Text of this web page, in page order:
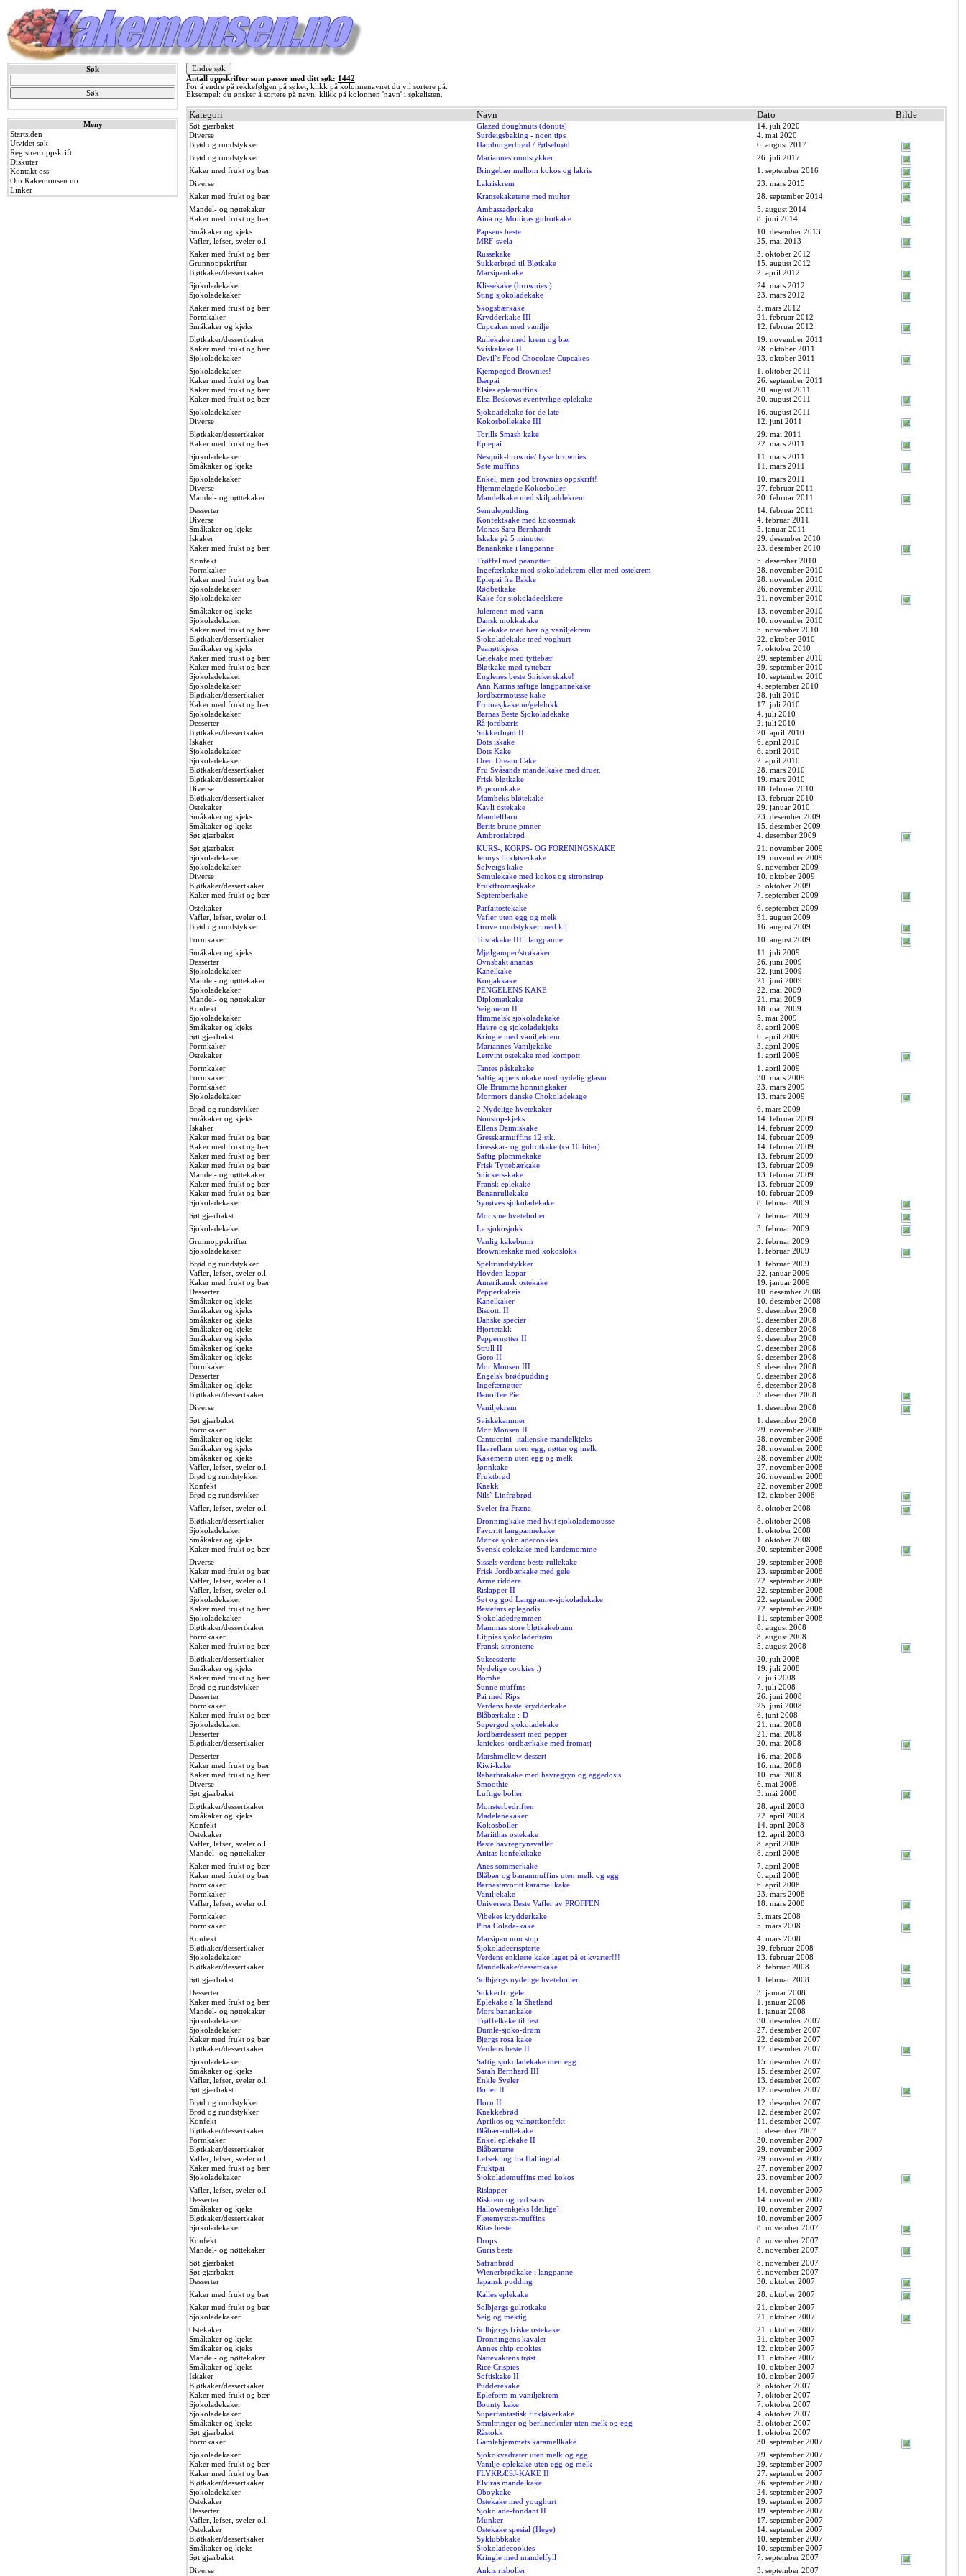
Søk
Meny
Startsiden
Utvidet søk
Registrer oppskrift
Diskuter
Kontakt oss
Om Kakemonsen.no
Linker
Endre søk
Antall oppskrifter som passer med ditt søk: 1442
For å endre på rekkefølgen på søket, klikk på kolonnenavnet du vil sortere på.
Eksempel: du ønsker å sortere på navn, klikk på kolonnen 'navn' i søkelisten.
Kategori Navn Dato Bilde
Søt gjærbakst Glazed doughnuts (donuts)
14. juli 2020
Diverse
Surdeigsbaking - noen tips
4. mai 2020
Brød og rundstykker
Hamburgerbrød / Pølsebrød
6. august 2017
Brød og rundstykker
Mariannes rundstykker
26. juli 2017
Kaker med frukt og bær
Bringebær mellom kokos og lakris
1. september 2016
Diverse
Lakriskrem
23. mars 2015
Kaker med frukt og bær
Kransekaketerte med multer
28. september 2014
Mandel- og nøttekaker
Ambassadørkake
5. august 2014
Kaker med frukt og bær
Aina og Monicas gulrotkake
8. juni 2014
Småkaker og kjeks
Papsens beste
10. desember 2013
Vafler, lefser, sveler o.l.
MRF-svela
25. mai 2013
Kaker med frukt og bær
Russekake
3. oktober 2012
Grunnoppskrifter
Sukkerbrød til Bløtkake
15. august 2012
Bløtkaker/dessertkaker
Marsipankake
2. april 2012
Sjokoladekaker
Klissekake (brownies )
24. mars 2012
Sjokoladekaker
Sting sjokoladekake
23. mars 2012
Kaker med frukt og bær
Skogsbærkake
3. mars 2012
Formkaker
Krydderkake III
21. februar 2012
Småkaker og kjeks
Cupcakes med vanilje
12. februar 2012
Bløtkaker/dessertkaker
Rullekake med krem og bær
19. november 2011
Kaker med frukt og bær
Sviskekake II
28. oktober 2011
Sjokoladekaker
Devil`s Food Chocolate Cupcakes
23. oktober 2011
Sjokoladekaker
Kjempegod Brownies!
1. oktober 2011
Kaker med frukt og bær
Bærpai
26. september 2011
Kaker med frukt og bær
Elsies eplemuffins.
30. august 2011
Kaker med frukt og bær
Elsa Beskows eventyrlige eplekake
30. august 2011
Sjokoladekaker
Sjokoadekake for de late
16. august 2011
Diverse
Kokosbollekake III
12. juni 2011
Bløtkaker/dessertkaker
Torills Smash kake
29. mai 2011
Kaker med frukt og bær
Eplepai
22. mars 2011
Sjokoladekaker
Nesquik-brownie/ Lyse brownies
11. mars 2011
Småkaker og kjeks
Søte muffins
11. mars 2011
Sjokoladekaker
Enkel, men god brownies oppskrift!
10. mars 2011
Diverse
Hjemmelagde Kokosboller
27. februar 2011
Mandel- og nøttekaker
Mandelkake med skilpaddekrem
20. februar 2011
Desserter
Semulepudding
14. februar 2011
Diverse
Konfektkake med kokossmak
4. februar 2011
Småkaker og kjeks
Monas Sara Bernhardt
5. januar 2011
Iskaker
Iskake på 5 minutter
29. desember 2010
Kaker med frukt og bær
Banankake i langpanne
23. desember 2010
Konfekt
Trøffel med peanøtter
5. desember 2010
Formkaker
Ingefærkake med sjokoladekrem eller med ostekrem
28. november 2010
Kaker med frukt og bær
Eplepai fra Bakke
28. november 2010
Sjokoladekaker
Rødbetkake
26. november 2010
Sjokoladekaker
Kake for sjokoladeelskere
21. november 2010
Småkaker og kjeks
Julemenn med vann
13. november 2010
Sjokoladekaker
Dansk mokkakake
10. november 2010
Kaker med frukt og bær
Gelekake med bær og vaniljekrem
5. november 2010
Bløtkaker/dessertkaker
Sjokoladekake med yoghurt
22. oktober 2010
Småkaker og kjeks
Peanøttkjeks
7. oktober 2010
Kaker med frukt og bær
Gelekake med tyttebær
29. september 2010
Kaker med frukt og bær
Bløtkake med tyttebær
29. september 2010
Sjokoladekaker
Englenes beste Snickerskake!
10. september 2010
Sjokoladekaker
Ann Karins saftige langpannekake
4. september 2010
Bløtkaker/dessertkaker
Jordbærmousse kake
28. juli 2010
Kaker med frukt og bær
Fromasjkake m/gelelokk
17. juli 2010
Sjokoladekaker
Barnas Beste Sjokoladekake
4. juli 2010
Desserter
Rå jordbæris
2. juli 2010
Bløtkaker/dessertkaker
Sukkerbrød II
20. april 2010
Iskaker
Dots iskake
6. april 2010
Sjokoladekaker
Dots Kake
6. april 2010
Sjokoladekaker
Oreo Dream Cake
2. april 2010
Bløtkaker/dessertkaker
Fru Svåsands mandelkake med druer.
28. mars 2010
Bløtkaker/dessertkaker
Frisk bløtkake
19. mars 2010
Diverse
Popcornkake
18. februar 2010
Bløtkaker/dessertkaker
Mambeks bløtekake
13. februar 2010
Ostekaker
Kavli ostekake
29. januar 2010
Småkaker og kjeks
Mandelflarn
23. desember 2009
Småkaker og kjeks
Berits brune pinner
15. desember 2009
Søt gjærbakst
Ambrosiabrød
4. desember 2009
Søt gjærbakst
KURS-, KORPS- OG FORENINGSKAKE
21. november 2009
Sjokoladekaker
Jennys firkløverkake
19. november 2009
Sjokoladekaker
Solveigs kake
9. november 2009
Diverse
Semulekake med kokos og sitronsirup
10. oktober 2009
Bløtkaker/dessertkaker
Fruktfromasjkake
5. oktober 2009
Kaker med frukt og bær
Septemberkake
7. september 2009
Ostekaker
Parfaitostekake
6. september 2009
Vafler, lefser, sveler o.l.
Vafler uten egg og melk
31. august 2009
Brød og rundstykker
Grove rundstykker med kli
16. august 2009
Formkaker
Toscakake III i langpanne
10. august 2009
Småkaker og kjeks
Mjølgamper/strøkaker
11. juli 2009
Desserter
Ovnsbakt ananas
26. juni 2009
Sjokoladekaker
Kanelkake
22. juni 2009
Mandel- og nøttekaker
Konjakkake
21. juni 2009
Sjokoladekaker
PENGELENS KAKE
22. mai 2009
Mandel- og nøttekaker
Diplomatkake
21. mai 2009
Konfekt
Seigmenn II
18. mai 2009
Sjokoladekaker
Himmelsk sjokoladekake
5. mai 2009
Småkaker og kjeks
Havre og sjokoladekjeks
8. april 2009
Søt gjærbakst
Kringle med vaniljekrem
6. april 2009
Formkaker
Mariannes Vaniljekake
3. april 2009
Ostekaker
Lettvint ostekake med kompott
1. april 2009
Formkaker
Tantes påskekake
1. april 2009
Formkaker
Saftig appelsinkake med nydelig glasur
30. mars 2009
Formkaker
Ole Brumms honningkaker
23. mars 2009
Sjokoladekaker
Mormors danske Chokoladekage
13. mars 2009
Brød og rundstykker
2 Nydelige hvetekaker
6. mars 2009
Småkaker og kjeks
Nonstop-kjeks
14. februar 2009
Iskaker
Ellens Daimiskake
14. februar 2009
Kaker med frukt og bær
Gresskarmuffins 12 stk.
14. februar 2009
Kaker med frukt og bær
Gresskar- og gulrotkake (ca 10 biter)
14. februar 2009
Kaker med frukt og bær
Saftig plommekake
13. februar 2009
Kaker med frukt og bær
Frisk Tyttebærkake
13. februar 2009
Mandel- og nøttekaker
Snickers-kake
13. februar 2009
Kaker med frukt og bær
Fransk eplekake
13. februar 2009
Kaker med frukt og bær
Bananrullekake
10. februar 2009
Sjokoladekaker
Synøves sjokoladekake
8. februar 2009
Søt gjærbakst
Mor sine hveteboller
7. februar 2009
Sjokoladekaker
La sjokosjokk
3. februar 2009
Grunnoppskrifter
Vanlig kakebunn
2. februar 2009
Sjokoladekaker
Brownieskake med kokoslokk
1. februar 2009
Brød og rundstykker
Speltrundstykker
1. februar 2009
Vafler, lefser, sveler o.l.
Hovden lappar
22. januar 2009
Kaker med frukt og bær
Amerikansk ostekake
19. januar 2009
Desserter
Pepperkakeis
10. desember 2008
Småkaker og kjeks
Kanelkaker
10. desember 2008
Småkaker og kjeks
Biscotti II
9. desember 2008
Småkaker og kjeks
Danske specier
9. desember 2008
Småkaker og kjeks
Hjortetakk
9. desember 2008
Småkaker og kjeks
Peppernøtter II
9. desember 2008
Småkaker og kjeks
Strull II
9. desember 2008
Småkaker og kjeks
Goro II
9. desember 2008
Formkaker
Mor Monsen III
9. desember 2008
Desserter
Engelsk brødpudding
9. desember 2008
Småkaker og kjeks
Ingefærnøtter
6. desember 2008
Bløtkaker/dessertkaker
Banoffee Pie
3. desember 2008
Diverse
Vaniljekrem
1. desember 2008
Søt gjærbakst
Sviskekammer
1. desember 2008
Formkaker
Mor Monsen II
29. november 2008
Småkaker og kjeks
Cantuccini -italienske mandelkjeks
28. november 2008
Småkaker og kjeks
Havreflarn uten egg, nøtter og melk
28. november 2008
Småkaker og kjeks
Kakemenn uten egg og melk
28. november 2008
Vafler, lefser, sveler o.l.
Jønnkake
27. november 2008
Brød og rundstykker
Fruktbrød
26. november 2008
Konfekt
Knekk
22. november 2008
Brød og rundstykker
Nils` Linfrøbrød
12. oktober 2008
Vafler, lefser, sveler o.l.
Sveler fra Fræna
8. oktober 2008
Bløtkaker/dessertkaker
Dronningkake med hvit sjokolademousse
8. oktober 2008
Sjokoladekaker
Favoritt langpannekake
1. oktober 2008
Småkaker og kjeks
Mørke sjokoladecookies
1. oktober 2008
Kaker med frukt og bær
Svensk eplekake med kardemomme
30. september 2008
Diverse
Sissels verdens beste rullekake
29. september 2008
Kaker med frukt og bær
Frisk Jordbærkake med gele
23. september 2008
Vafler, lefser, sveler o.l.
Arme riddere
22. september 2008
Vafler, lefser, sveler o.l.
Rislapper II
22. september 2008
Sjokoladekaker
Søt og god Langpanne-sjokoladekake
22. september 2008
Kaker med frukt og bær
Bestefars eplegodis
22. september 2008
Sjokoladekaker
Sjokoladedrømmen
11. september 2008
Bløtkaker/dessertkaker
Mammas store bløtkakebunn
8. august 2008
Formkaker
Litjpias sjokoladedrøm
8. august 2008
Kaker med frukt og bær
Fransk sitronterte
5. august 2008
Bløtkaker/dessertkaker
Suksessterte
20. juli 2008
Småkaker og kjeks
Nydelige cookies :)
19. juli 2008
Kaker med frukt og bær
Bombe
7. juli 2008
Brød og rundstykker
Sunne muffins
7. juli 2008
Desserter
Pai med Rips
26. juni 2008
Formkaker
Verdens beste krydderkake
25. juni 2008
Kaker med frukt og bær
Blåbærkake :-D
6. juni 2008
Sjokoladekaker
Supergod sjokoladekake
21. mai 2008
Desserter
Jordbærdessert med pepper
21. mai 2008
Bløtkaker/dessertkaker
Janickes jordbærkake med fromasj
20. mai 2008
Desserter
Marshmellow dessert
16. mai 2008
Kaker med frukt og bær
Kiwi-kake
16. mai 2008
Kaker med frukt og bær
Rabarbrakake med havregryn og eggedosis
10. mai 2008
Diverse
Smoothie
6. mai 2008
Søt gjærbakst
Luftige boller
3. mai 2008
Bløtkaker/dessertkaker
Monsterbedriften
28. april 2008
Småkaker og kjeks
Madelenekaker
22. april 2008
Konfekt
Kokosboller
14. april 2008
Ostekaker
Mariithas ostekake
12. april 2008
Vafler, lefser, sveler o.l.
Beste havregrynsvafler
8. april 2008
Mandel- og nøttekaker
Anitas konfektkake
8. april 2008
Kaker med frukt og bær
Anes sommerkake
7. april 2008
Kaker med frukt og bær
Blåbær og bananmuffins uten melk og egg
6. april 2008
Formkaker
Barnasfavoritt karamellkake
6. april 2008
Formkaker
Vaniljekake
23. mars 2008
Vafler, lefser, sveler o.l.
Universets Beste Vafler av PROFFEN
18. mars 2008
Formkaker
Vibekes krydderkake
5. mars 2008
Formkaker
Pina Colada-kake
5. mars 2008
Konfekt
Marsipan non stop
4. mars 2008
Bløtkaker/dessertkaker
Sjokoladecrispterte
29. februar 2008
Sjokoladekaker
Verdens enkleste kake laget på et kvarter!!!
13. februar 2008
Bløtkaker/dessertkaker
Mandelkake/dessertkake
8. februar 2008
Søt gjærbakst
Solbjørgs nydelige hveteboller
1. februar 2008
Desserter
Sukkerfri gele
3. januar 2008
Kaker med frukt og bær
Eplekake a`la Shetland
1. januar 2008
Mandel- og nøttekaker
Mors banankake
1. januar 2008
Sjokoladekaker
Trøffelkake til fest
30. desember 2007
Sjokoladekaker
Dumle-sjoko-drøm
27. desember 2007
Kaker med frukt og bær
Bjørgs rosa kake
22. desember 2007
Bløtkaker/dessertkaker
Verdens beste II
17. desember 2007
Sjokoladekaker
Saftig sjokoladekake uten egg
15. desember 2007
Småkaker og kjeks
Sarah Bernhard III
15. desember 2007
Vafler, lefser, sveler o.l.
Enkle Sveler
13. desember 2007
Søt gjærbakst
Boller II
12. desember 2007
Brød og rundstykker
Horn II
12. desember 2007
Brød og rundstykker
Knekkebrød
12. desember 2007
Konfekt
Aprikos og valnøttkonfekt
11. desember 2007
Bløtkaker/dessertkaker
Blåbær-rullekake
5. desember 2007
Formkaker
Enkel eplekake II
30. november 2007
Bløtkaker/dessertkaker
Blåbærterte
29. november 2007
Vafler, lefser, sveler o.l.
Lefsekling fra Hallingdal
29. november 2007
Kaker med frukt og bær
Fruktpai
27. november 2007
Sjokoladekaker
Sjokolademuffins med kokos
23. november 2007
Vafler, lefser, sveler o.l.
Rislapper
14. november 2007
Desserter
Riskrem og rød saus
14. november 2007
Småkaker og kjeks
Halloweenkjeks [deilige]
10. november 2007
Bløtkaker/dessertkaker
Fløtemysost-muffins
10. november 2007
Sjokoladekaker
Ritas beste
8. november 2007
Konfekt
Drops
8. november 2007
Mandel- og nøttekaker
Guris beste
8. november 2007
Søt gjærbakst
Safranbrød
8. november 2007
Søt gjærbakst
Wienerbrødkake i langpanne
6. november 2007
Desserter
Japansk pudding
30. oktober 2007
Kaker med frukt og bær
Kalles eplekake
28. oktober 2007
Kaker med frukt og bær
Solbjørgs gulrotkake
21. oktober 2007
Sjokoladekaker
Seig og mektig
21. oktober 2007
Ostekaker
Solbjørgs friske ostekake
21. oktober 2007
Småkaker og kjeks
Dronningens kavaler
21. oktober 2007
Småkaker og kjeks
Annes chip cookies
12. oktober 2007
Mandel- og nøttekaker
Nattevaktens trøst
11. oktober 2007
Småkaker og kjeks
Rice Crispies
10. oktober 2007
Iskaker
Softiskake II
10. oktober 2007
Bløtkaker/dessertkaker
Pudderékake
8. oktober 2007
Kaker med frukt og bær
Epleform m.vaniljekrem
7. oktober 2007
Sjokoladekaker
Bounty kake
7. oktober 2007
Sjokoladekaker
Superfantastisk firkløverkake
4. oktober 2007
Småkaker og kjeks
Smultringer og berlinerkuler uten melk og egg
3. oktober 2007
Søt gjærbakst
Råstokk
1. oktober 2007
Formkaker
Gamlehjemmets karamellkake
30. september 2007
Sjokoladekaker
Sjokokvadrater uten melk og egg
29. september 2007
Kaker med frukt og bær
Vanilje-eplekake uten egg og melk
29. september 2007
Kaker med frukt og bær
FLYKRÆSJ-KAKE II
27. september 2007
Bløtkaker/dessertkaker
Elviras mandelkake
26. september 2007
Sjokoladekaker
Oboykake
24. september 2007
Ostekaker
Ostekake med youghurt
19. september 2007
Desserter
Sjokolade-fondant II
19. september 2007
Vafler, lefser, sveler o.l.
Munker
17. september 2007
Ostekaker
Ostekake spesial (Hege)
14. september 2007
Bløtkaker/dessertkaker
Syklubbkake
10. september 2007
Småkaker og kjeks
Sjokoladecookies
10. september 2007
Søt gjærbakst
Kringle med mandelfyll
7. september 2007
Diverse
Ankis risboller 3. september 2007